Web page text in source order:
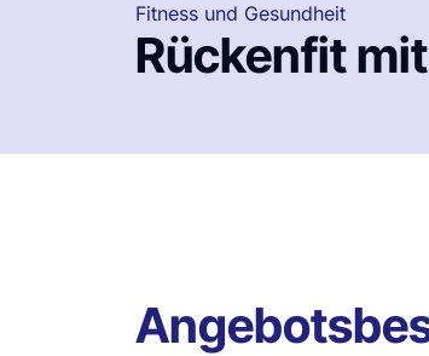
Fitness und Gesundheit
Rückenfit